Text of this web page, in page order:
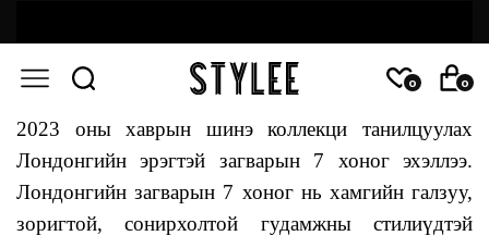
0 0
2023 оны хаврын шинэ коллекци танилцуулах
Лондонгийн эрэгтэй загварын 7 хоног эхэллээ.
Лондонгийн загварын 7 хоног нь хамгийн галзуу,
зоригтой, сонирхолтой гудамжны стилиүдтэй